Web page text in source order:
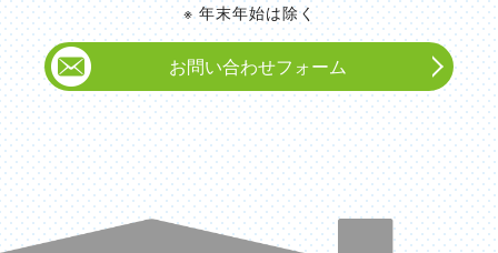
※ 年末年始は除く
お問い合わせフォーム